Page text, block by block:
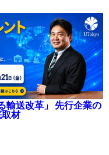
輸送改革」 先行企業の
材